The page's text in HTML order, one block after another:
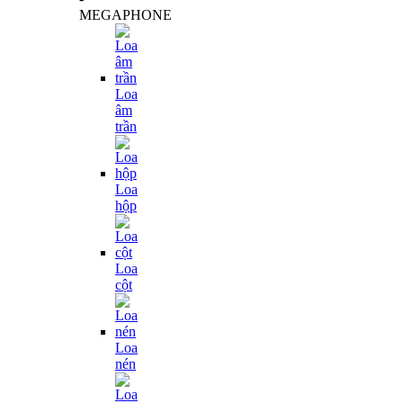
MEGAPHONE
Loa
âm
trần
Loa
hộp
Loa
cột
Loa
nén